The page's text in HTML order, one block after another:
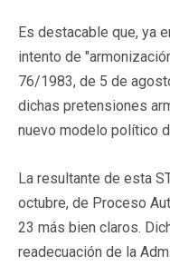
Es destacable que, ya
intento de
76/1983, de 5 de
dichas pretensiones
nuevo modelo político
La resultante de esta
octubre, de Proceso
23 más bien claros.
readecuación de la